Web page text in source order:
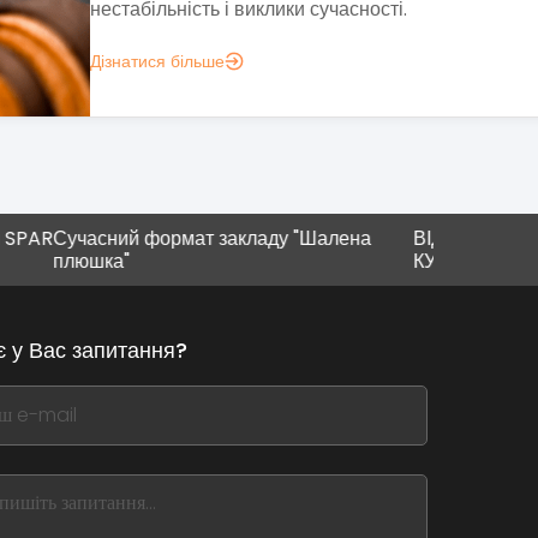
презентувала перший заклад, відкритий спільно
Дізнатися більше
формат закладу "Шалена
ВІДКРИЛИ РЕСТОРАН
у Вас запитання?